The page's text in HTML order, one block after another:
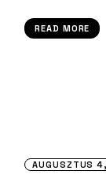
READ MORE
AUGUSZTUS